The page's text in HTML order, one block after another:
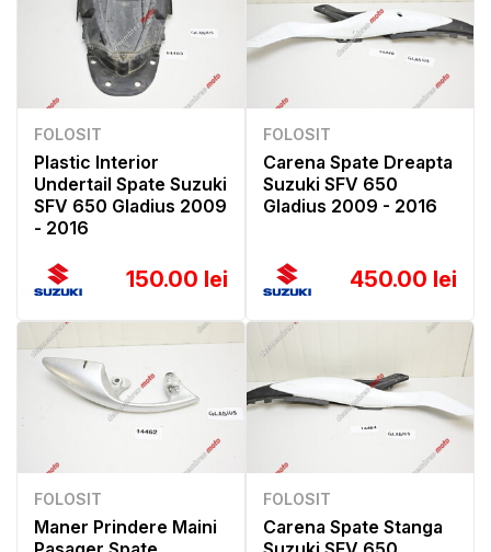
FOLOSIT
Plastic Interior
Undertail Spate Suzuki
SFV 650 Gladius 2009
- 2016
150.00 lei
FOLOSIT
Carena Spate Dreapta
Suzuki SFV 650
Gladius 2009 - 2016
450.00 lei
FOLOSIT
Maner Prindere Maini
FOLOSIT
Carena Spate Stanga